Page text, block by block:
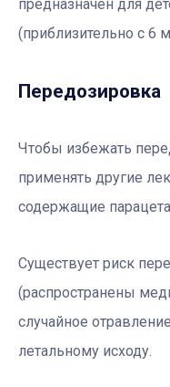
предназначен для
(приблизительно с 6
Передозировка
Чтобы избежать
применять другие
содержащие
Существует риск
(распространены
случайное
летальному исходу.